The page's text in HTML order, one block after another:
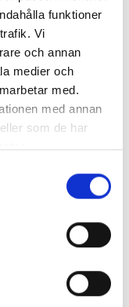
funktioner
Vi
och annan
medier och
med.
med annan
som de har